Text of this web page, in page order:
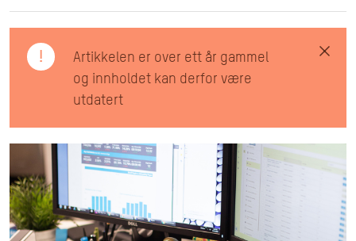
!
Artikkelen er over ett år gammel
og innholdet kan derfor være
utdatert